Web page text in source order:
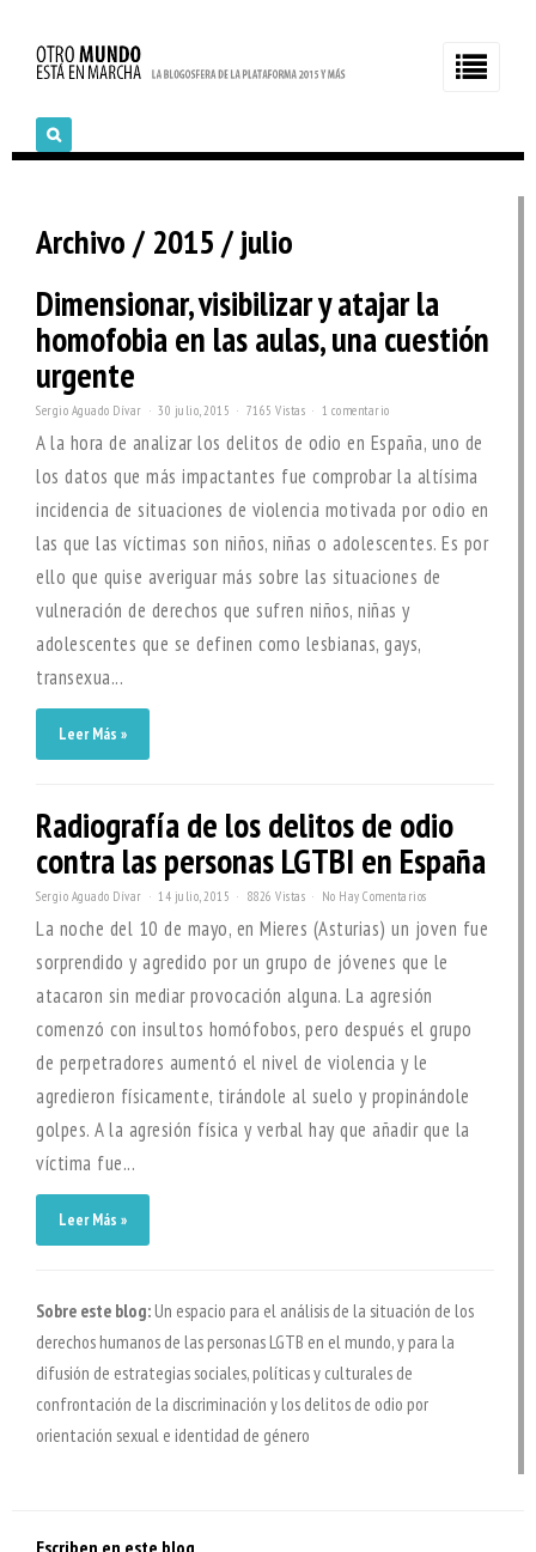
Archivo / 2015 / julio
Dimensionar, visibilizar y atajar la
homofobia en las aulas, una cuestión
urgente
Sergio Aguado Dívar 30 julio, 2015 7165 Vistas 1 comentario
A la hora de analizar los delitos de odio en España, uno de
los datos que más impactantes fue comprobar la altísima
incidencia de situaciones de violencia motivada por odio en
las que las víctimas son niños, niñas o adolescentes. Es por
ello que quise averiguar más sobre las situaciones de
vulneración de derechos que sufren niños, niñas y
adolescentes que se definen como lesbianas, gays,
transexua...
Leer Más »
Radiografía de los delitos de odio
contra las personas LGTBI en España
Sergio Aguado Dívar 14 julio, 2015 8826 Vistas No Hay Comentarios
La noche del 10 de mayo, en Mieres (Asturias) un joven fue
sorprendido y agredido por un grupo de jóvenes que le
atacaron sin mediar provocación alguna. La agresión
comenzó con insultos homófobos, pero después el grupo
de perpetradores aumentó el nivel de violencia y le
agredieron físicamente, tirándole al suelo y propinándole
golpes. A la agresión física y verbal hay que añadir que la
víctima fue...
Leer Más »
Sobre este blog:Un espacio para el análisis de la situación de los
derechos humanos de las personas LGTB en el mundo, y para la
difusión de estrategias sociales, políticas y culturales de
confrontación de la discriminación y los delitos de odio por
orientación sexual e identidad de género
Escriben en este blog